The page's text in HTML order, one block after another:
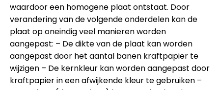
waardoor een homogene plaat ontstaat. Door
verandering van de volgende onderdelen kan de
plaat op oneindig veel manieren worden
aangepast: – De dikte van de plaat kan worden
aangepast door het aantal banen kraftpapier te
wijzigen – De kernkleur kan worden aangepast door
kraftpapier in een afwijkende kleur te gebruiken –